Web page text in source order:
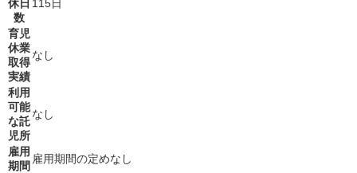
休日
数
115日
育児
休業
取得
実績
なし
利用
可能
な託
児所
なし
雇用
期間
雇用期間の定めなし